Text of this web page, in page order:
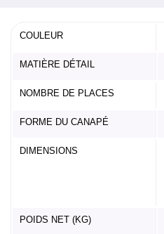
COULEUR
MATIÈRE DÉTAIL
NOMBRE DE PLACES
FORME DU CANAPÉ
DIMENSIONS
POIDS NET (KG)